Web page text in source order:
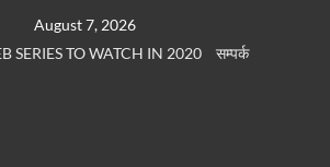
August 7, 2026
SERIES TO WATCH IN 2020
सम्पर्क